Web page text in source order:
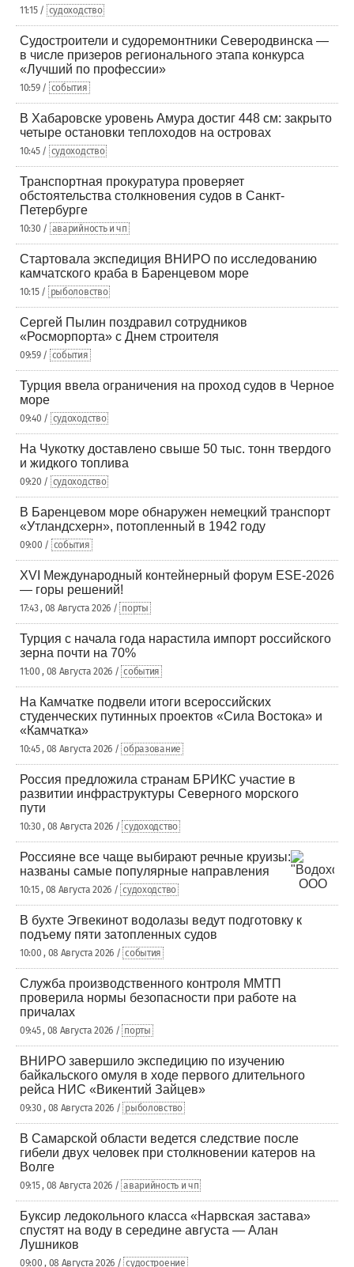
11:15 / судоходство
Судостроители и судоремонтники Северодвинска —
в числе призеров регионального этапа конкурса
«Лучший по профессии»
10:59 / события
В Хабаровске уровень Амура достиг 448 см: закрыто
четыре остановки теплоходов на островах
10:45 / судоходство
Транспортная прокуратура проверяет
обстоятельства столкновения судов в Санкт-
Петербурге
10:30 / аварийность и чп
Стартовала экспедиция ВНИРО по исследованию
камчатского краба в Баренцевом море
10:15 / рыболовство
Сергей Пылин поздравил сотрудников
«Росморпорта» с Днем строителя
09:59 / события
Турция ввела ограничения на проход судов в Черное
море
09:40 / судоходство
На Чукотку доставлено свыше 50 тыс. тонн твердого
и жидкого топлива
09:20 / судоходство
В Баренцевом море обнаружен немецкий транспорт
«Утландсхерн», потопленный в 1942 году
09:00 / события
XVI Международный контейнерный форум ESE-2026
— горы решений!
17:43 , 08 Августа 2026 / порты
Турция с начала года нарастила импорт российского
зерна почти на 70%
11:00 , 08 Августа 2026 / события
На Камчатке подвели итоги всероссийских
студенческих путинных проектов «Сила Востока» и
«Камчатка»
10:45 , 08 Августа 2026 / образование
Россия предложила странам БРИКС участие в
развитии инфраструктуры Северного морского
пути
10:30 , 08 Августа 2026 / судоходство
Россияне все чаще выбирают речные круизы:
названы самые популярные направления
10:15 , 08 Августа 2026 / судоходство
В бухте Эгвекинот водолазы ведут подготовку к
подъему пяти затопленных судов
10:00 , 08 Августа 2026 / события
Служба производственного контроля ММТП
проверила нормы безопасности при работе на
причалах
09:45 , 08 Августа 2026 / порты
ВНИРО завершило экспедицию по изучению
байкальского омуля в ходе первого длительного
рейса НИС «Викентий Зайцев»
09:30 , 08 Августа 2026 / рыболовство
В Самарской области ведется следствие после
гибели двух человек при столкновении катеров на
Волге
09:15 , 08 Августа 2026 / аварийность и чп
Буксир ледокольного класса «Нарвская застава»
спустят на воду в середине августа — Алан
Лушников
09:00 , 08 Августа 2026 / судостроение